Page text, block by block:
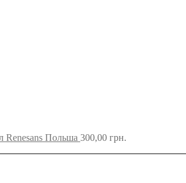
Renesans Польша 300,00 грн.